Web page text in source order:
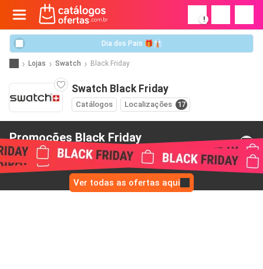
!
Dia dos Pais 🎁👔
Lojas Swatch Black Friday
Swatch Black Friday
Catálogos Localizações 17
Promoções Black Friday
de Swatch
Ver todas as ofertas aqui